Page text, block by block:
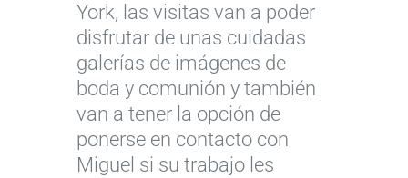
York, las visitas van a poder
disfrutar de unas cuidadas
galerías de imágenes de
boda y comunión y también
van a tener la opción de
ponerse en contacto con
Miguel si su trabajo les